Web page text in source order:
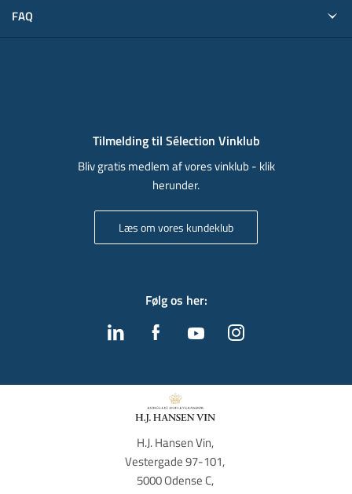
FAQ
Tilmelding til Sélection Vinklub
Bliv gratis medlem af vores vinklub - klik
herunder.
Læs om vores kundeklub
Følg os her:
H.J. Hansen Vin,
Vestergade 97-101,
5000 Odense C,